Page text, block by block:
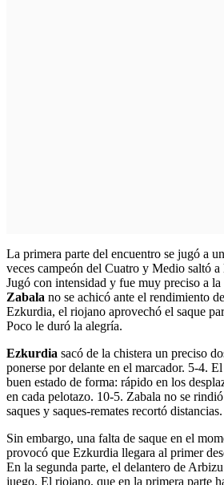
La primera parte del encuentro se jugó a
veces campeón del Cuatro y Medio saltó
Jugó con intensidad y fue muy preciso a la
Zabala no se achicó ante el rendimiento
Ezkurdia, el riojano aprovechó el saque
Poco le duró la alegría.
Ezkurdia sacó de la chistera un preciso
ponerse por delante en el marcador. 5-4.
buen estado de forma: rápido en los
en cada pelotazo. 10-5. Zabala no se
saques y saques-remates recortó
Sin embargo, una falta de saque en el
provocó que Ezkurdia llegara al primer
En la segunda parte, el delantero de
juego. El riojano, que en la primera parte